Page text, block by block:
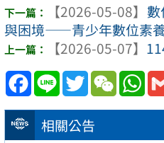
相關公告
【2026-05-08】
與困境——青少年數位素
【2026-05-07】
Facebook
Line Twitter